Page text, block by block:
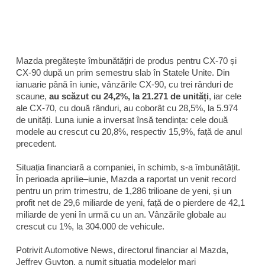
Mazda pregătește îmbunătățiri de produs pentru CX-70 și
CX-90 după un prim semestru slab în Statele Unite. Din
ianuarie până în iunie, vânzările CX-90, cu trei rânduri de
scaune, au scăzut cu 24,2%, la 21.271 de unități, iar cele
ale CX-70, cu două rânduri, au coborât cu 28,5%, la 5.974
de unități. Luna iunie a inversat însă tendința: cele două
modele au crescut cu 20,8%, respectiv 15,9%, față de anul
precedent.
Situația financiară a companiei, în schimb, s-a îmbunătățit.
În perioada aprilie–iunie, Mazda a raportat un venit record
pentru un prim trimestru, de 1,286 trilioane de yeni, și un
profit net de 29,6 miliarde de yeni, față de o pierdere de 42,1
miliarde de yeni în urmă cu un an. Vânzările globale au
crescut cu 1%, la 304.000 de vehicule.
PotrivitAutomotive News, directorul financiar al Mazda,
Jeffrey Guyton, a numit situația modelelor mari